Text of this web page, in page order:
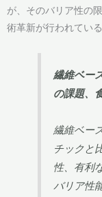
が、そのバリア性の
術革新が行われている
繊維ベー
の課題、
繊維ベー
チックと
性、有利
バリア性